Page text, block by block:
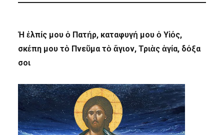
Ἡ ἐλπίς μου ὁ Πατήρ, καταφυγή μου ὁ Υἱός,
σκέπη μου τὸ Πνεῦμα τὸ ἅγιον, Τριὰς ἁγία, δόξα
σοι